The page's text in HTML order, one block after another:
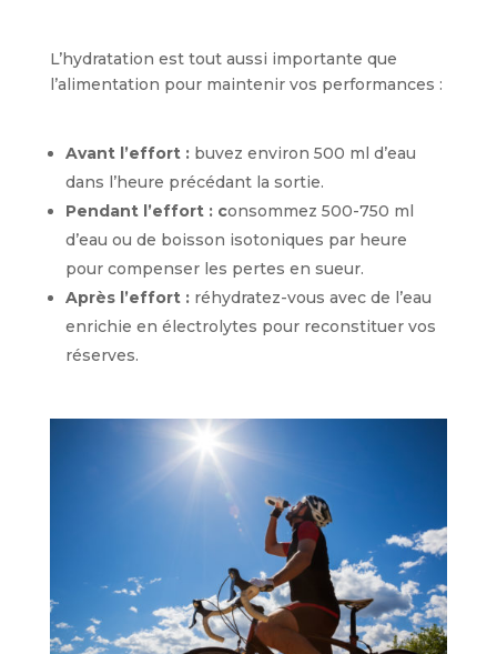
L’hydratation est tout aussi importante que
l’alimentation pour maintenir vos performances :
Avant l’effort :buvez environ 500 ml d’eau
dans l’heure précédant la sortie.
Pendant l’effort : consommez 500-750 ml
d’eau ou de boisson isotoniques par heure
pour compenser les pertes en sueur.
Après l’effort :réhydratez-vous avec de l’eau
enrichie en électrolytes pour reconstituer vos
réserves.